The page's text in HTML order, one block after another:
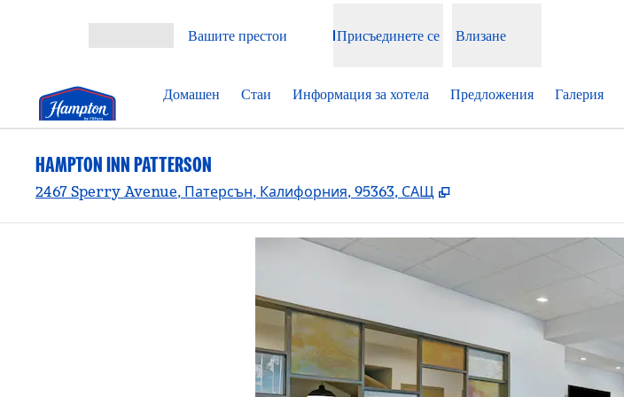
Вашите престои Присъединете се Влизане
Домашен Стаи Информация за хотела Предложения Галерия
HAMPTON INN PATTERSON
2467 Sperry Avenue, Патерсън, Калифорния, 95363, САЩ ,